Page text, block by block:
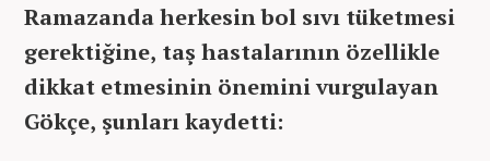
Ramazanda herkesin bol sıvı tüketmesi
gerektiğine, taş hastalarının özellikle
dikkat etmesinin önemini vurgulayan
Gökçe, şunları kaydetti: